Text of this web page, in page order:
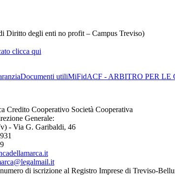
Diritto degli enti no profit – Campus Treviso)
clicca qui
Documenti utiliMiFidACF - ARBITRO PER
Credito Cooperativo Società Cooperativa
Generale:
- Via G. Garibaldi, 46
di iscrizione al Registro Imprese di Treviso-